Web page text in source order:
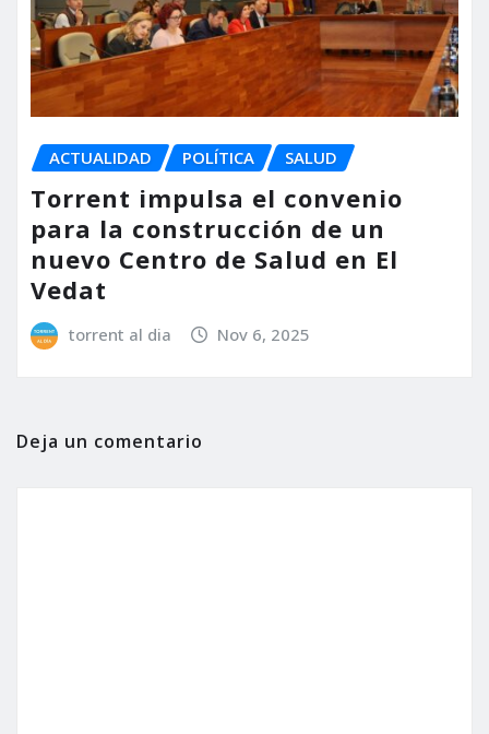
ACTUALIDAD POLÍTICA SALUD
Torrent impulsa el convenio
para la construcción de un
nuevo Centro de Salud en El
Vedat
torrent al dia Nov 6, 2025
Deja un comentario